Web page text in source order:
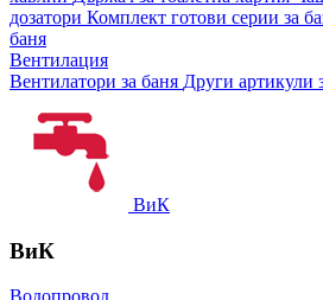
дозатори Комплект готови серии за
баня
Вентилация
Вентилатори за баня Други артикули
ВиК
ВиК